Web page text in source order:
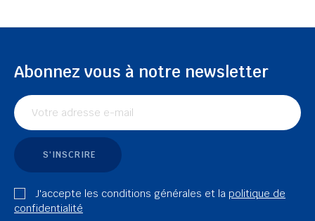
Abonnez vous à notre newsletter
S'INSCRIRE
J'accepte les conditions générales et la politique de
confidentialité